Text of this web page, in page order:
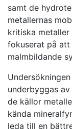
samt de
metallernas
kritiska
fokuserat på att
malmbildande
underbyggas
de källor
kända
leda till en